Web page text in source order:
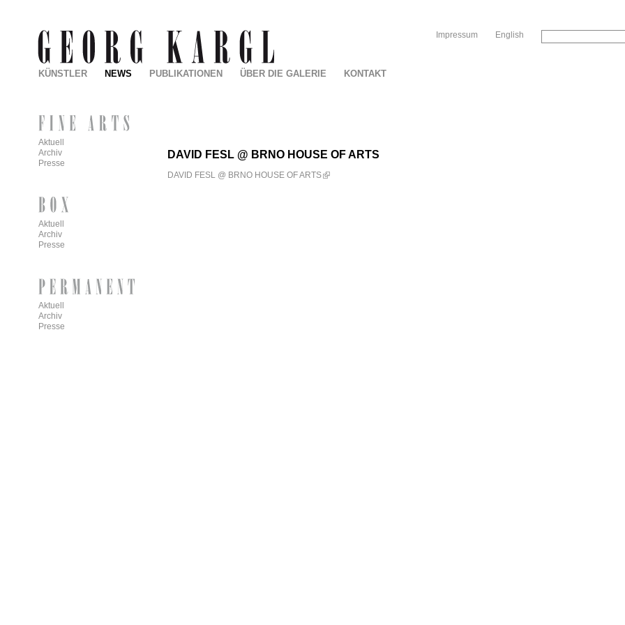
English
Impressum
DAVID FESL @ BRNO HOUSE OF ARTS
DAVID FESL @ BRNO HOUSE OF ARTS
KÜNSTLER NEWS PUBLIKATIONEN ÜBER DIE GALERIE KONTAKT
Aktuell
Archiv
Presse
Aktuell
Archiv
Presse
Aktuell
Archiv
Presse